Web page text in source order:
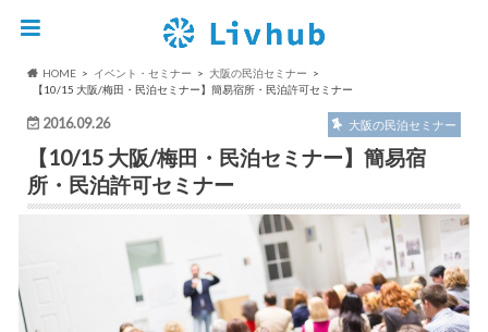
HOME イベント・セミナー
大阪の民泊セミナー
【10/15 大阪/梅田・民泊セミナー】簡易宿所・民泊許可セミナー
2016.09.26 大阪の民泊セミナー
【10/15 大阪/梅田・民泊セミナー】簡易宿
所・民泊許可セミナー